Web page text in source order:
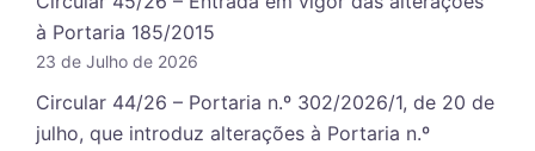
à Portaria 185/2015
23 de Julho de 2026
Circular 44/26 – Portaria n.º 302/2026/1, de 20 de
julho, que introduz alterações à Portaria n.º